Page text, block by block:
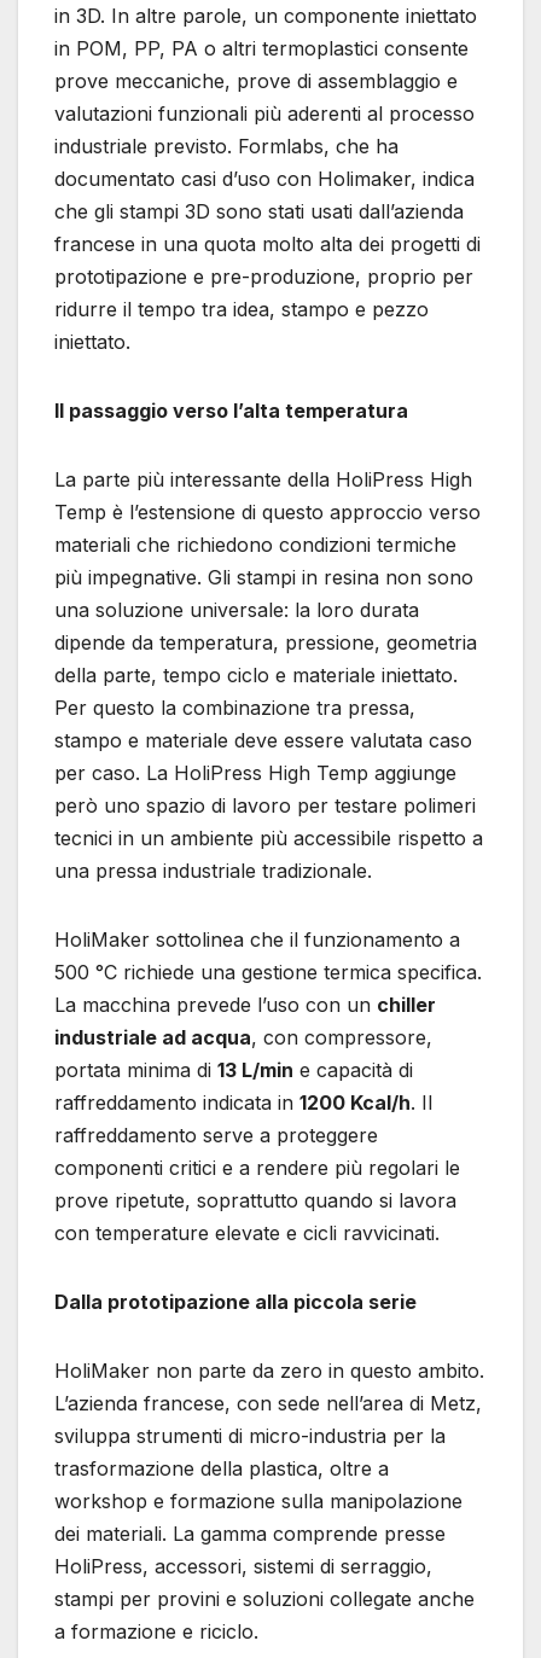
in 3D. In altre parole, un componente iniettato
in POM, PP, PA o altri termoplastici consente
prove meccaniche, prove di assemblaggio e
valutazioni funzionali più aderenti al processo
industriale previsto. Formlabs, che ha
documentato casi d’uso con Holimaker, indica
che gli stampi 3D sono stati usati dall’azienda
francese in una quota molto alta dei progetti di
prototipazione e pre-produzione, proprio per
ridurre il tempo tra idea, stampo e pezzo
iniettato.
Il passaggio verso l’alta temperatura
La parte più interessante della HoliPress High
Temp è l’estensione di questo approccio verso
materiali che richiedono condizioni termiche
più impegnative. Gli stampi in resina non sono
una soluzione universale: la loro durata
dipende da temperatura, pressione, geometria
della parte, tempo ciclo e materiale iniettato.
Per questo la combinazione tra pressa,
stampo e materiale deve essere valutata caso
per caso. La HoliPress High Temp aggiunge
però uno spazio di lavoro per testare polimeri
tecnici in un ambiente più accessibile rispetto a
una pressa industriale tradizionale.
HoliMaker sottolinea che il funzionamento a
500 °C richiede una gestione termica specifica.
La macchina prevede l’uso con un chiller
industriale ad acqua, con compressore,
portata minima di 13 L/min e capacità di
raffreddamento indicata in 1200 Kcal/h. Il
raffreddamento serve a proteggere
componenti critici e a rendere più regolari le
prove ripetute, soprattutto quando si lavora
con temperature elevate e cicli ravvicinati.
Dalla prototipazione alla piccola serie
HoliMaker non parte da zero in questo ambito.
L’azienda francese, con sede nell’area di Metz,
sviluppa strumenti di micro-industria per la
trasformazione della plastica, oltre a
workshop e formazione sulla manipolazione
dei materiali. La gamma comprende presse
HoliPress, accessori, sistemi di serraggio,
stampi per provini e soluzioni collegate anche
a formazione e riciclo.